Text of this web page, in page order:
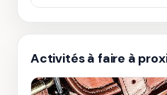
Activités à faire à